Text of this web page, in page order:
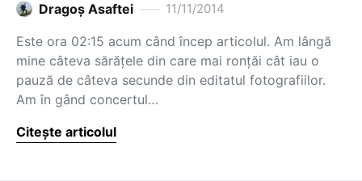
Dragoş Asaftei 11/11/2014
Este ora 02:15 acum când încep articolul. Am lângă
mine câteva sărățele din care mai ronțăi cât iau o
pauză de câteva secunde din editatul fotografiilor.
Am în gând concertul…
Citește articolul